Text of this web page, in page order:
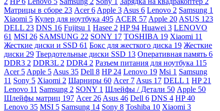
Матрицы в сборе 23 Acer6 Apple 3 Asus 6 Lenovo 2 Samsung 1
Xiaomi 5 Кулер для ноутбука 495 ACER 57 Apple 20 ASUS 123
DELL 23 DNS 16 Fujitsu 1 Hasee 2 HP94 Huawei 3 LENOVO
61 MSI 26 SAMSUNG 22 SONY 17 TOSHIBA 19 Xiaomi 11
Жесткие диски и SSD 61 Бокс для жесткого диска 19 Жесткие
диски 29 Твердотельные диски SSD 13 Оперативная память 6
DDR3 2 DDR3L 2 DDR4 2 Разъем питания для ноутбука 115
Acer 5 Apple 5 Asus 35 Dell 8 HP 24 Lenovo 19 Msi 1 Samsung
11 Sony 5 Xiaomi 2 Шарниры 60 Acer 7 Asus 17 DELL 1 HP 21
Lenovo 11 Samsung 2 SONY 1 Шлейфы / Детали 50 Apple 50
Шлейфы матриц 197 Acer 26 Asus 46 Dell 6 DNS 4 HP40
Lenovo 35 MSI 5 Samsung 14 Sony 8 Toshiba 10 Xiaomi 3